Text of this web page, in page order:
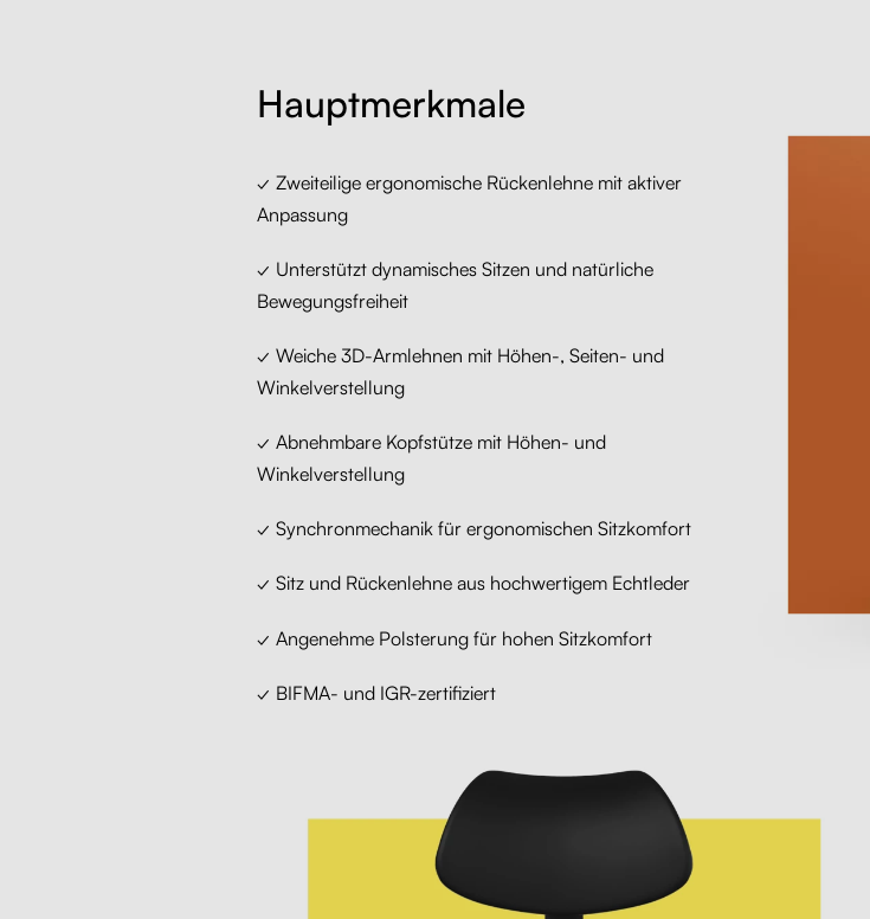
Hauptmerkmale
✓ Zweiteilige ergonomische Rückenlehne mit aktiver
Anpassung
✓ Unterstützt dynamisches Sitzen und natürliche
Bewegungsfreiheit
✓ Weiche 3D-Armlehnen mit Höhen-, Seiten- und
Winkelverstellung
✓ Abnehmbare Kopfstütze mit Höhen- und
Winkelverstellung
✓ Synchronmechanik für ergonomischen Sitzkomfort
✓ Sitz und Rückenlehne aus hochwertigem Echtleder
✓ Angenehme Polsterung für hohen Sitzkomfort
✓ BIFMA- und IGR-zertifiziert